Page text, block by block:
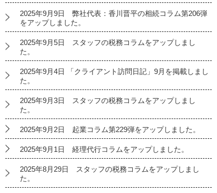
2025年9月9日 弊社代表：香川晋平の相続コラム第206弾
をアップしました。
2025年9月5日 スタッフの税務コラムをアップしまし
た。
2025年9月4日 「クライアント訪問日記」9月を掲載しまし
た。
2025年9月3日 スタッフの税務コラムをアップしまし
た。
2025年9月2日 起業コラム第229弾をアップしました。
2025年9月1日 経理代行コラムをアップしました。
2025年8月29日 スタッフの税務コラムをアップしまし
た。